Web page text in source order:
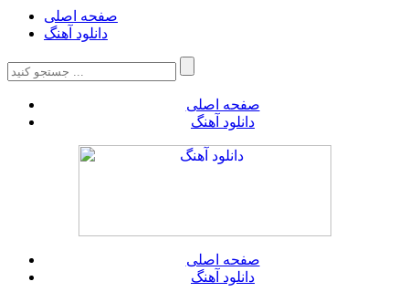
صفحه اصلی
دانلود آهنگ
صفحه اصلی
دانلود آهنگ
صفحه اصلی
دانلود آهنگ